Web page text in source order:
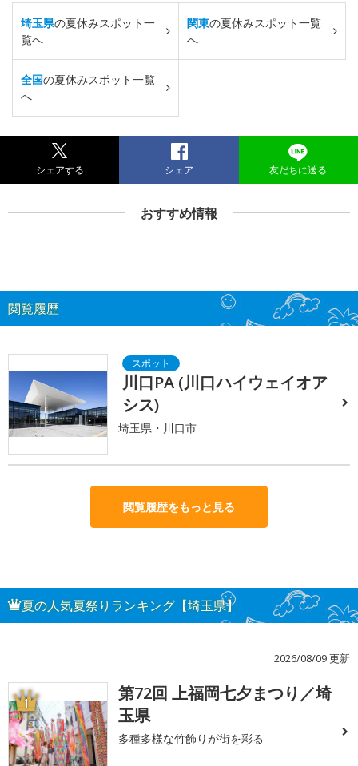
埼玉県の夏休みスポット一
覧へ
関東の夏休みスポット一覧
へ
全国の夏休みスポット一覧
へ
シェアする シェア 友だちに送る
おすすめ情報
閲覧履歴
川口PA (川口ハイウェイオア
シス)
埼玉県・川口市
閲覧履歴をもっと見る
夏の人気夏祭りランキング【埼玉県】
2026/08/09 更新
1
第72回 上福岡七夕まつり／埼
玉県
多種多様な竹飾りが街を彩る